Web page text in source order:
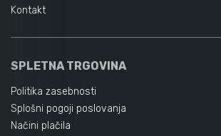
Kontakt
SPLETNA TRGOVINA
Politika zasebnosti
Splošni pogoji poslovanja
Načini plačila